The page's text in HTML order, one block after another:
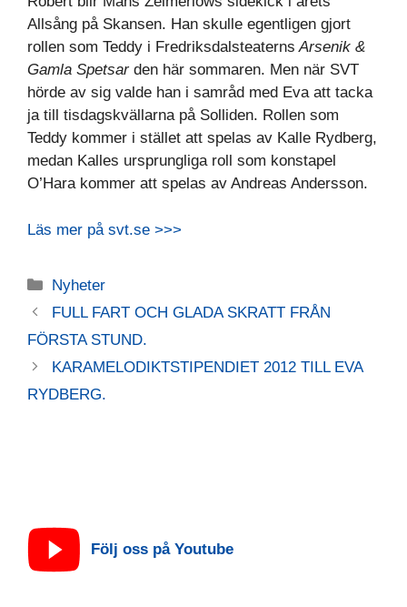
Allsång på Skansen. Han skulle egentligen gjort
rollen som Teddy i Fredriksdalsteaterns Arsenik &
Gamla Spetsarden här sommaren. Men när SVT
hörde av sig valde han i samråd med Eva att tacka
ja till tisdagskvällarna på Solliden. Rollen som
Teddy kommer i stället att spelas av Kalle Rydberg,
medan Kalles ursprungliga roll som konstapel
O’Hara kommer att spelas av Andreas Andersson.
Läs mer på svt.se >>>
Kategorier
Nyheter
FULL FART OCH GLADA SKRATT FRÅN
FÖRSTA STUND.
KARAMELODIKTSTIPENDIET 2012 TILL EVA
RYDBERG.
Följ oss på Youtube